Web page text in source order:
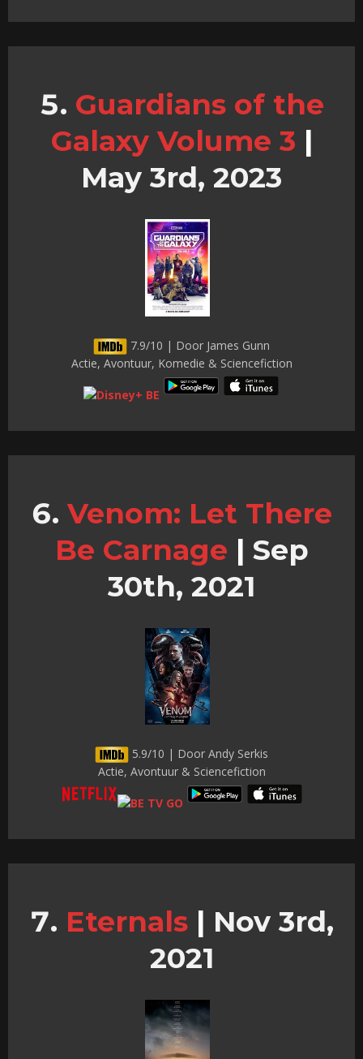
Guardians of the
Galaxy Volume 3 |
May 3rd, 2023
7.9/10 | Door James Gunn
Actie, Avontuur, Komedie & Sciencefiction
Venom: Let There
Be Carnage | Sep
30th, 2021
5.9/10 | Door Andy Serkis
Actie, Avontuur & Sciencefiction
Eternals | Nov 3rd,
2021